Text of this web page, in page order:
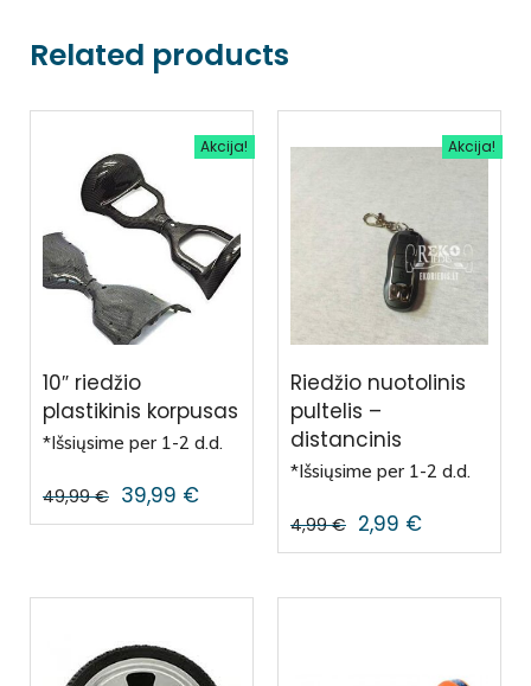
Related products
Akcija!
10″ riedžio
plastikinis korpusas
*Išsiųsime per 1-2 d.d.
49,99€ 39,99 €
Akcija!
Riedžio nuotolinis
pultelis –
distancinis
*Išsiųsime per 1-2 d.d.
4,99€ 2,99 €